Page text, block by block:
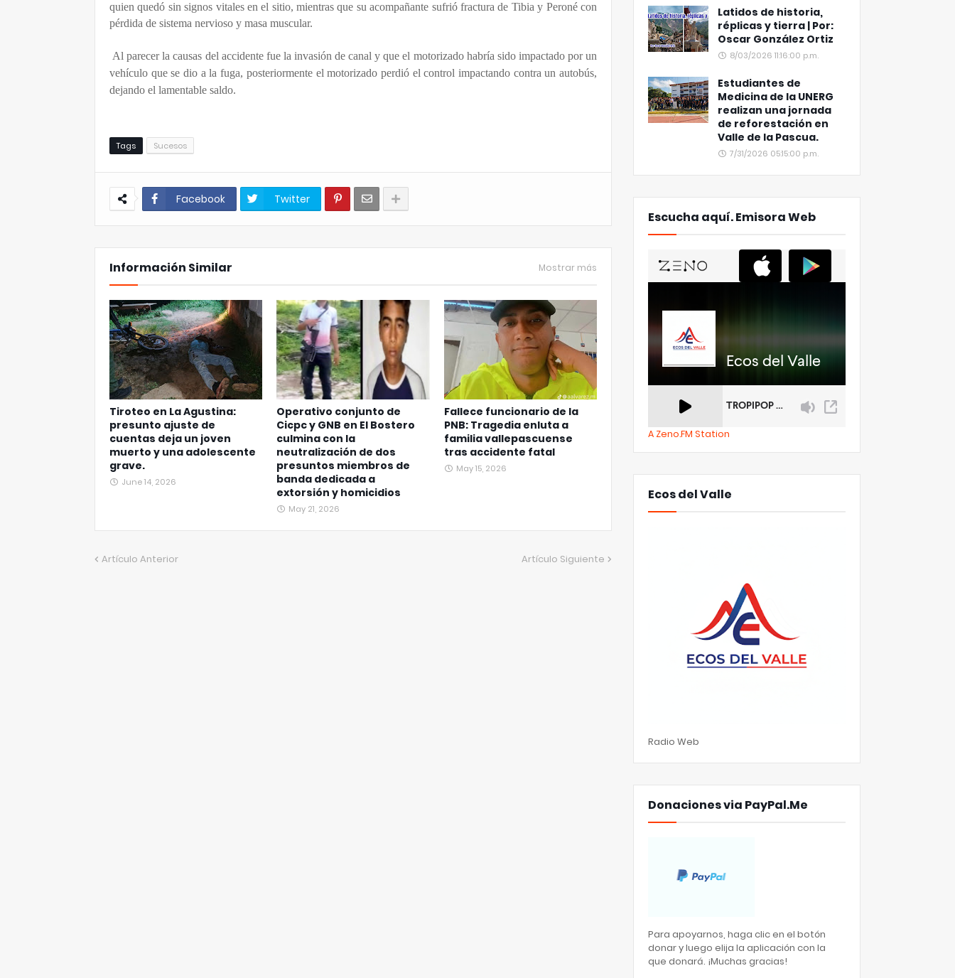
quien quedó sin signos vitales en el sitio, mientras que su acompañante sufrió fractura de Tibia y Peroné con
pérdida de sistema nervioso y masa muscular.
Al parecer la causas del accidente fue la invasión de canal y que el motorizado habría sido impactado por un
vehículo que se dio a la fuga, posteriormente el motorizado perdió el control impactando contra un autobús,
dejando el lamentable saldo.
Tags Sucesos
Facebook Twitter
Información Similar Mostrar más
Tiroteo en La Agustina:
presunto ajuste de
cuentas deja un joven
muerto y una adolescente
grave.
June 14, 2026
Operativo conjunto de
Cicpc y GNB en El Bostero
culmina con la
neutralización de dos
presuntos miembros de
banda dedicada a
extorsión y homicidios
May 21, 2026
Fallece funcionario de la
PNB: Tragedia enluta a
familia vallepascuense
tras accidente fatal
May 15, 2026
Artículo Anterior Artículo Siguiente
Latidos de historia,
réplicas y tierra | Por:
Oscar González Ortiz
8/03/2026 11:16:00 p.m.
Estudiantes de
Medicina de la UNERG
realizan una jornada
de reforestación en
Valle de la Pascua.
7/31/2026 05:15:00 p.m.
Escucha aquí. Emisora Web
A Zeno.FM Station
Ecos del Valle
Radio Web
Donaciones via PayPal.Me
Para apoyarnos, haga clic en el botón
donar y luego elija la aplicación con la
que donará. ¡Muchas gracias!